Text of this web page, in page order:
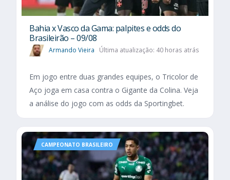
Bahia x Vasco da Gama: palpites e odds do
Brasileirão – 09/08
Armando Vieira Última atualização: 40 horas atrás
Em jogo entre duas grandes equipes, o Tricolor de
Aço joga em casa contra o Gigante da Colina. Veja
a análise do jogo com as odds da Sportingbet.
CAMPEONATO BRASILEIRO